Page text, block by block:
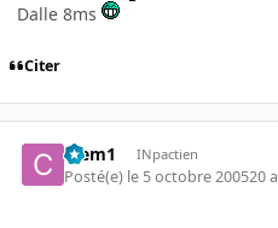
Dalle 8ms
Citer
Clem1 INpactien
Posté(e) le 5 octobre 200520 a